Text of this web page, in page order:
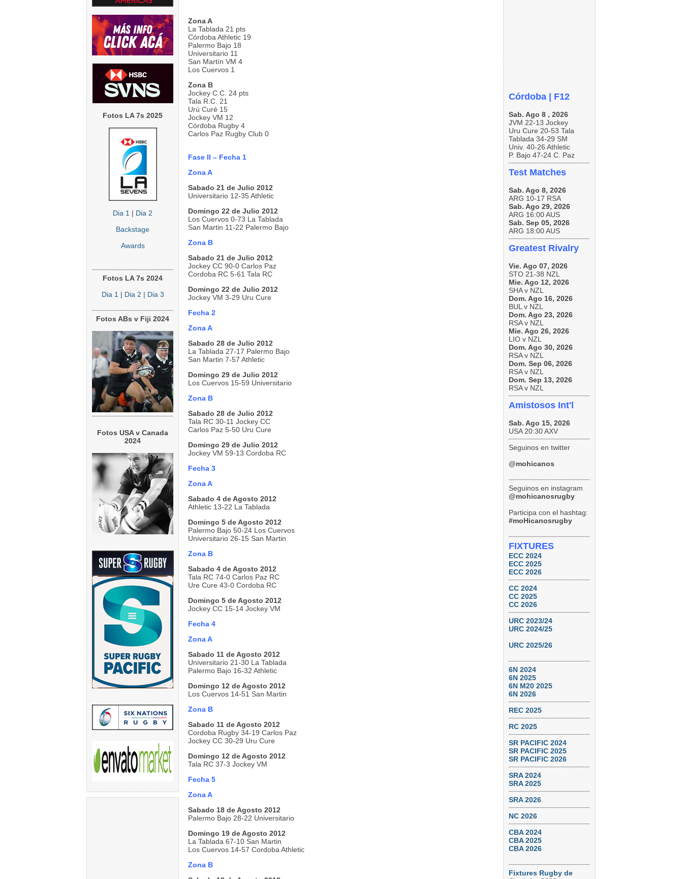
Fotos LA 7s 2025
Dia 1 | Dia 2
Backstage
Awards
Fotos LA 7s 2024
Dia 1 | Dia 2 | Dia 3
Fotos ABs v Fiji 2024
Fotos USA v Canada
2024
Zona A
La Tablada 21 pts
Córdoba Athletic 19
Palermo Bajo 18
Universitario 11
San Martín VM 4
Los Cuervos 1
Zona B
Jockey C.C. 24 pts
Tala R.C. 21
Urú Curé 15
Jockey VM 12
Córdoba Rugby 4
Carlos Paz Rugby Club 0
Fase II – Fecha 1
Zona A
Sabado 21 de Julio 2012
Universitario 12-35 Athletic
Domingo 22 de Julio 2012
Los Cuervos 0-73 La Tablada
San Martin 11-22 Palermo Bajo
Zona B
Sabado 21 de Julio 2012
Jockey CC 90-0 Carlos Paz
Cordoba RC 5-61 Tala RC
Domingo 22 de Julio 2012
Jockey VM 3-29 Uru Cure
Fecha 2
Zona A
Sabado 28 de Julio 2012
La Tablada 27-17 Palermo Bajo
San Martin 7-57 Athletic
Domingo 29 de Julio 2012
Los Cuervos 15-59 Universitario
Zona B
Sabado 28 de Julio 2012
Tala RC 30-11 Jockey CC
Carlos Paz 5-50 Uru Cure
Domingo 29 de Julio 2012
Jockey VM 59-13 Cordoba RC
Fecha 3
Zona A
Sabado 4 de Agosto 2012
Athletic 13-22 La Tablada
Domingo 5 de Agosto 2012
Palermo Bajo 50-24 Los Cuervos
Universitario 26-15 San Martin
Zona B
Sabado 4 de Agosto 2012
Tala RC 74-0 Carlos Paz RC
Ure Cure 43-0 Cordoba RC
Domingo 5 de Agosto 2012
Jockey CC 15-14 Jockey VM
Fecha 4
Zona A
Sabado 11 de Agosto 2012
Universitario 21-30 La Tablada
Palermo Bajo 16-32 Athletic
Domingo 12 de Agosto 2012
Los Cuervos 14-51 San Martin
Zona B
Sabado 11 de Agosto 2012
Cordoba Rugby 34-19 Carlos Paz
Jockey CC 30-29 Uru Cure
Domingo 12 de Agosto 2012
Tala RC 37-3 Jockey VM
Fecha 5
Zona A
Sabado 18 de Agosto 2012
Palermo Bajo 28-22 Universitario
Domingo 19 de Agosto 2012
La Tablada 67-10 San Martin
Los Cuervos 14-57 Cordoba Athletic
Zona B
Córdoba | F12
Sab. Ago 8 , 2026
JVM 22-13 Jockey
Uru Cure 20-53 Tala
Tablada 34-29 SM
Univ. 40-26 Athletic
P. Bajo 47-24 C. Paz
Test Matches
Sab. Ago 8, 2026
ARG 10-17 RSA
Sab. Ago 29, 2026
ARG 16:00 AUS
Sab. Sep 05, 2026
ARG 18:00 AUS
Greatest Rivalry
Vie. Ago 07, 2026
STO 21-38 NZL
Mie. Ago 12, 2026
SHA v NZL
Dom. Ago 16, 2026
BUL v NZL
Dom. Ago 23, 2026
RSA v NZL
Mie. Ago 26, 2026
LIO v NZL
Dom. Ago 30, 2026
RSA v NZL
Dom. Sep 06, 2026
RSA v NZL
Dom. Sep 13, 2026
RSA v NZL
Amistosos Int'l
Sab. Ago 15, 2026
USA 20:30 AXV
Seguinos en twitter
@mohicanos
Seguinos en instagram
@mohicanosrugby
Participa con el hashtag:
#moHicanosrugby
FIXTURES
ECC 2024
ECC 2025
ECC 2026
CC 2024
CC 2025
CC 2026
URC 2023/24
URC 2024/25
URC 2025/26
6N 2024
6N 2025
6N M20 2025
6N 2026
REC 2025
RC 2025
SR PACIFIC 2024
SR PACIFIC 2025
SR PACIFIC 2026
SRA 2024
SRA 2025
SRA 2026
NC 2026
CBA 2024
CBA 2025
CBA 2026
Fixtures Rugby de